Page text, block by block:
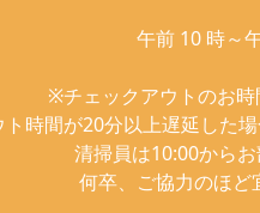
午前 10 時～
※チェックアウトのお時
時間が20分以上遅延した
清掃員は10:00からお
何卒、ご協力のほど